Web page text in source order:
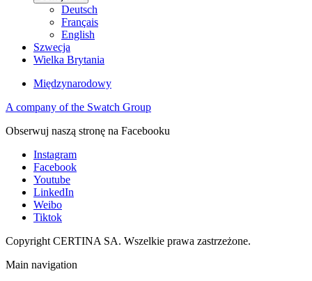
Deutsch
Français
English
Szwecja
Wielka Brytania
Międzynarodowy
A company of the Swatch Group
Obserwuj naszą stronę na Facebooku
Instagram
Facebook
Youtube
LinkedIn
Weibo
Tiktok
Copyright CERTINA SA. Wszelkie prawa zastrzeżone.
Main navigation